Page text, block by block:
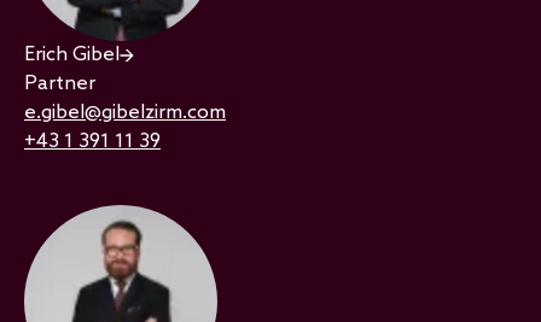
Erich Gibel
Partner
e.gibel@gibelzirm.com
+43 1 391 11 39